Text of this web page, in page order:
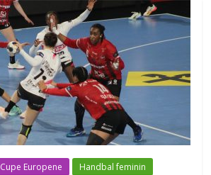
Cupe Europene
Handbal feminin